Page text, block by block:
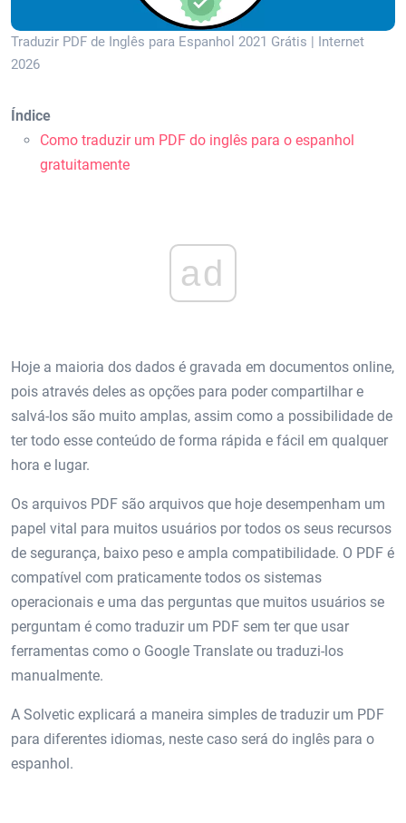
Traduzir PDF de Inglês para Espanhol 2021 Grátis | Internet
2026
Índice
Como traduzir um PDF do inglês para o espanhol
gratuitamente
ad
Hoje a maioria dos dados é gravada em documentos online,
pois através deles as opções para poder compartilhar e
salvá-los são muito amplas, assim como a possibilidade de
ter todo esse conteúdo de forma rápida e fácil em qualquer
hora e lugar.
Os arquivos PDF são arquivos que hoje desempenham um
papel vital para muitos usuários por todos os seus recursos
de segurança, baixo peso e ampla compatibilidade. O PDF é
compatível com praticamente todos os sistemas
operacionais e uma das perguntas que muitos usuários se
perguntam é como traduzir um PDF sem ter que usar
ferramentas como o Google Translate ou traduzi-los
manualmente.
A Solvetic explicará a maneira simples de traduzir um PDF
para diferentes idiomas, neste caso será do inglês para o
espanhol.